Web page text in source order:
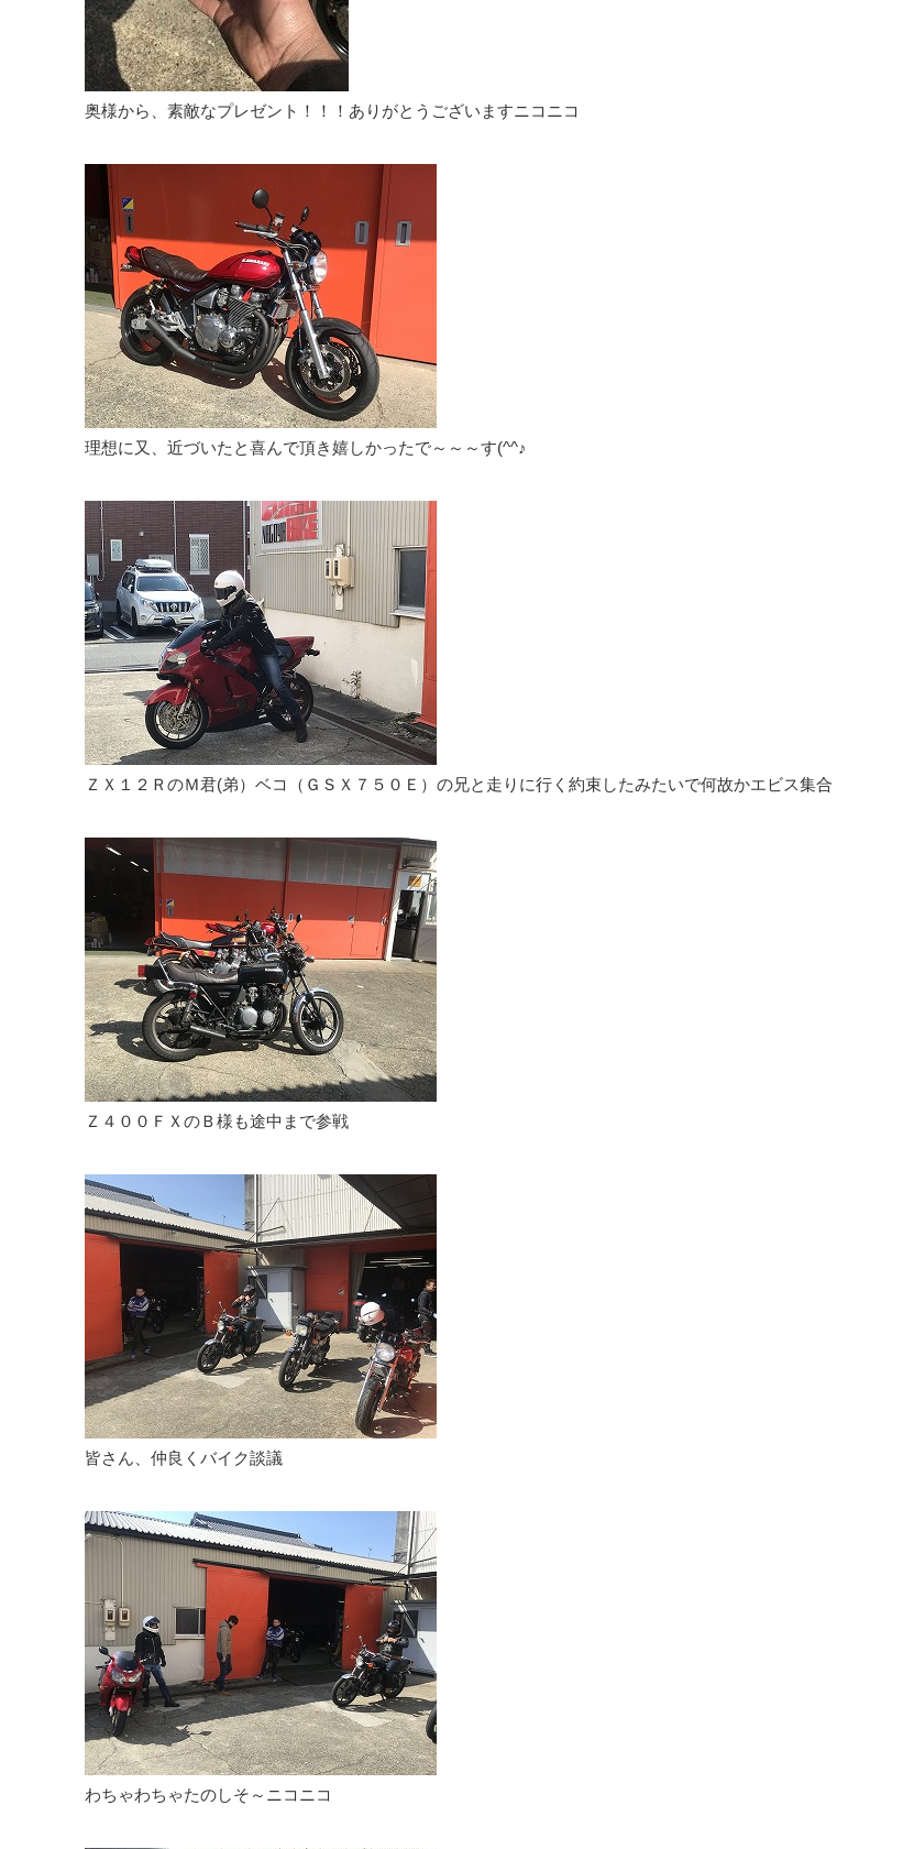
奥様から、素敵なプレゼント！！！ありがとうございますニコニコ
理想に又、近づいたと喜んで頂き嬉しかったで～～～す(^^♪
ＺＸ１２ＲのＭ君(弟）ベコ（ＧＳＸ７５０Ｅ）の兄と走りに行く約束したみたいで何故かエビス集合
Ｚ４００ＦＸのＢ様も途中まで参戦
皆さん、仲良くバイク談議
わちゃわちゃたのしそ～ニコニコ